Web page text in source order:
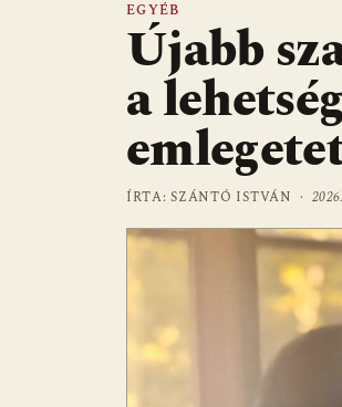
EGYÉB
Újabb
a
ÍRTA: SZÁNTÓ ISTVÁN ·